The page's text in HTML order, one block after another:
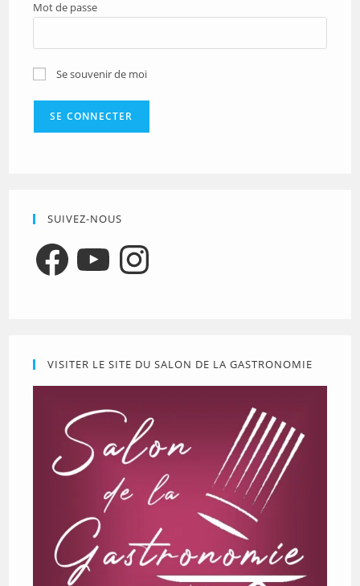
Mot de passe
Se souvenir de moi
SUIVEZ-NOUS
FacebookYouTubeInstagram
VISITER LE SITE DU SALON DE LA GASTRONOMIE